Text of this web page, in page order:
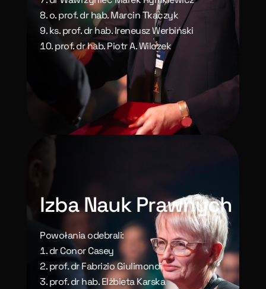
o. prof. dr hab. Marcin Tkaczyk
ks. prof. dr hab. Ireneusz Werbiński
prof. dr hab. Piotr A. Wilczek
Izba Nauk Prawnych
Powołania odebrali:
dr Conor Casey
prof. dr Fabrizio Giulimondi
prof. dr hab. Elżbieta Karska